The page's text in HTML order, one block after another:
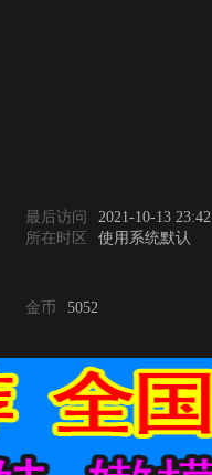
最后访问
2021-10-13 23:42
所在时区 使用系统默认
金币 5052